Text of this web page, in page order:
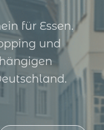
für Essen.
und